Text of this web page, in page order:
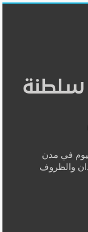
سلطنة
في مدن
والظروف